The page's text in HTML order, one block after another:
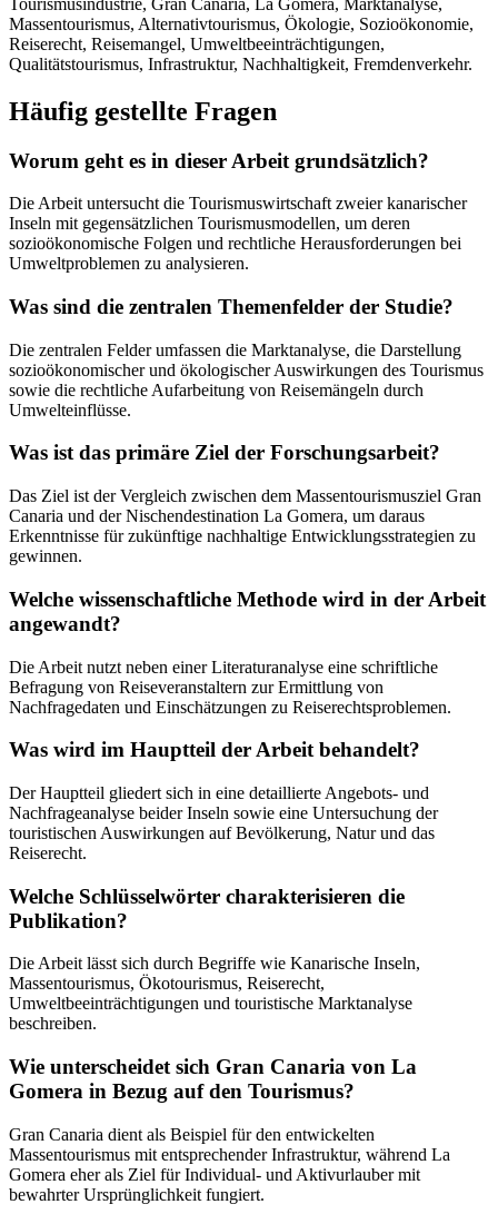
Massentourismus, Alternativtourismus, Ökologie, Sozioökonomie,
Reiserecht, Reisemangel, Umweltbeeinträchtigungen,
Qualitätstourismus, Infrastruktur, Nachhaltigkeit, Fremdenverkehr.
Häufig gestellte Fragen
Worum geht es in dieser Arbeit grundsätzlich?
Die Arbeit untersucht die Tourismuswirtschaft zweier kanarischer
Inseln mit gegensätzlichen Tourismusmodellen, um deren
sozioökonomische Folgen und rechtliche Herausforderungen bei
Umweltproblemen zu analysieren.
Was sind die zentralen Themenfelder der Studie?
Die zentralen Felder umfassen die Marktanalyse, die Darstellung
sozioökonomischer und ökologischer Auswirkungen des Tourismus
sowie die rechtliche Aufarbeitung von Reisemängeln durch
Umwelteinflüsse.
Was ist das primäre Ziel der Forschungsarbeit?
Das Ziel ist der Vergleich zwischen dem Massentourismusziel Gran
Canaria und der Nischendestination La Gomera, um daraus
Erkenntnisse für zukünftige nachhaltige Entwicklungsstrategien zu
gewinnen.
Welche wissenschaftliche Methode wird in der Arbeit
angewandt?
Die Arbeit nutzt neben einer Literaturanalyse eine schriftliche
Befragung von Reiseveranstaltern zur Ermittlung von
Nachfragedaten und Einschätzungen zu Reiserechtsproblemen.
Was wird im Hauptteil der Arbeit behandelt?
Der Hauptteil gliedert sich in eine detaillierte Angebots- und
Nachfrageanalyse beider Inseln sowie eine Untersuchung der
touristischen Auswirkungen auf Bevölkerung, Natur und das
Reiserecht.
Welche Schlüsselwörter charakterisieren die
Publikation?
Die Arbeit lässt sich durch Begriffe wie Kanarische Inseln,
Massentourismus, Ökotourismus, Reiserecht,
Umweltbeeinträchtigungen und touristische Marktanalyse
beschreiben.
Wie unterscheidet sich Gran Canaria von La
Gomera in Bezug auf den Tourismus?
Gran Canaria dient als Beispiel für den entwickelten
Massentourismus mit entsprechender Infrastruktur, während La
Gomera eher als Ziel für Individual- und Aktivurlauber mit
bewahrter Ursprünglichkeit fungiert.